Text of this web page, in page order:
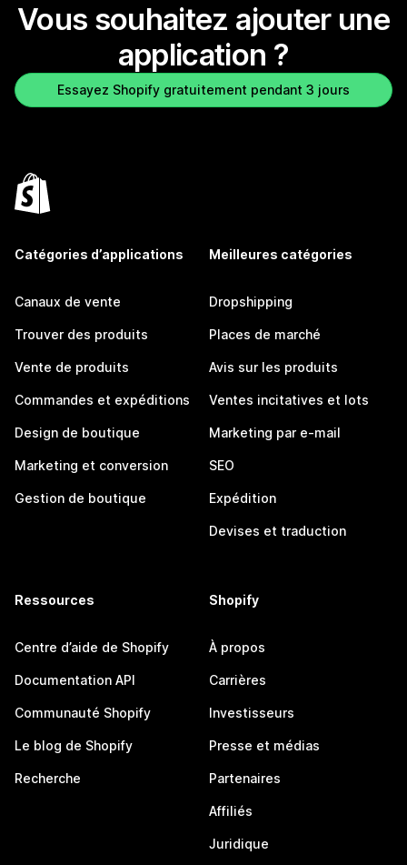
Vous souhaitez ajouter une
application ?
Essayez Shopify gratuitement pendant 3 jours
Catégories d’applications
Canaux de vente
Trouver des produits
Vente de produits
Commandes et expéditions
Design de boutique
Marketing et conversion
Gestion de boutique
Meilleures catégories
Dropshipping
Places de marché
Avis sur les produits
Ventes incitatives et lots
Marketing par e-mail
SEO
Expédition
Devises et traduction
Ressources
Centre d’aide de Shopify
Documentation API
Communauté Shopify
Le blog de Shopify
Recherche
Shopify
À propos
Carrières
Investisseurs
Presse et médias
Partenaires
Affiliés
Juridique